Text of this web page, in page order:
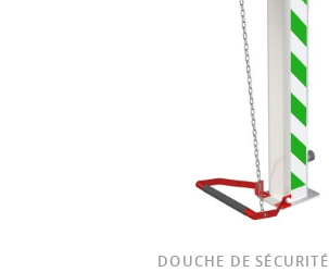
DOUCHE DE SÉCURITÉ